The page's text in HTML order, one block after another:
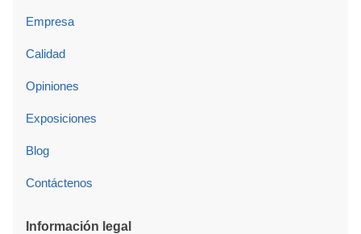
Empresa
Calidad
Opiniones
Exposiciones
Blog
Contáctenos
Información legal